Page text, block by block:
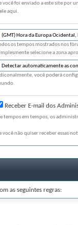
você foi enviado a este site por
aqui.
os tempos mostrados nos
selecione a zona
você poderá
Receber E-mail dos
tempos em tempos, os
você não quiser receber essas
as seguintes regras: